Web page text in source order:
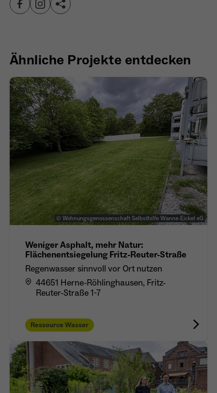
wiederkehrend ist.
Laufzeit 4 Monate
Zweck
- Wird von Google Ads / Google Tag Manager
verwendet - Dient der Conversion-Erfassung
und Werbewirksamkeitsmessung - Hilft zu
verstehen, wie Nutzer mit Anzeigen
interagieren
Name _fbp
Anbieter Meta Platforms Inc. (Facebook)
Laufzeit 4 Monate
Zweck
- Wiedererkennung von Nutzern zwischen
Werbung - Messung von Conversions aus
Facebook-/Instagram-Werbung
Ähnliche Projekte entdecken
© Wohnungsgenossenschaft Selbsthilfe Wanne-Eickel eG
Weniger Asphalt, mehr Natur:
Flächenentsiegelung Fritz-Reuter-Straße
Regenwasser sinnvoll vor Ort nutzen
44651 Herne-Röhlinghausen, Fritz-
Reuter-Straße 1-7
Ressource Wasser